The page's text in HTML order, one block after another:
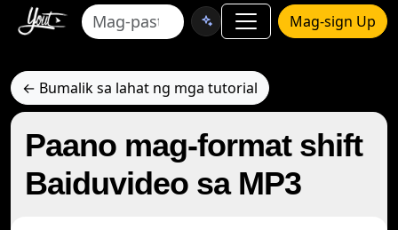
Mag-sign Up
← Bumalik sa lahat ng mga tutorial
Paano mag-format shift
Baiduvideo sa MP3